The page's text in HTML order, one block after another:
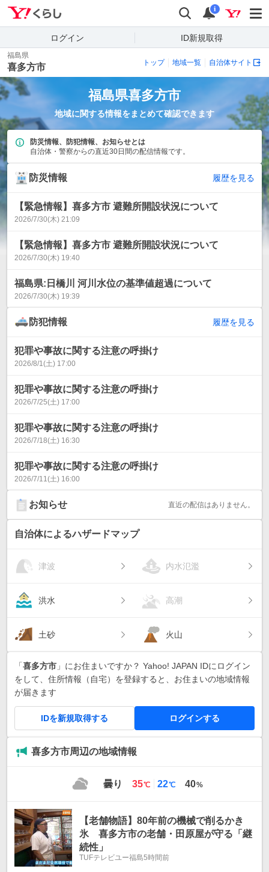
検索 通知
i
ログイン ID新規取得
福島県
喜多方市 トップ 地域一覧 自治体サイト
福島県喜多方市
地域に関する情報をまとめて確認できます
防災情報、防犯情報、お知らせとは
自治体・警察からの直近30日間の配信情報です。
防災情報 履歴を見る
【緊急情報】喜多方市 避難所開設状況について
2026/7/30(木) 21:09
【緊急情報】喜多方市 避難所開設状況について
2026/7/30(木) 19:40
福島県:日橋川 河川水位の基準値超過について
2026/7/30(木) 19:39
防犯情報 履歴を見る
犯罪や事故に関する注意の呼掛け
2026/8/1(土) 17:00
犯罪や事故に関する注意の呼掛け
2026/7/25(土) 17:00
犯罪や事故に関する注意の呼掛け
2026/7/18(土) 16:30
犯罪や事故に関する注意の呼掛け
2026/7/11(土) 16:00
お知らせ 直近の配信はありません。
自治体によるハザードマップ
津波 内水氾濫
洪水 高潮
土砂 火山
「喜多方市 」にお住まいですか？ Yahoo! JAPAN IDにログイン
をして、住所情報（自宅）を登録すると、お住まいの地域情報
が届きます
IDを新規取得する ログインする
喜多方市周辺の地域情報
曇り
最
温
35℃
最
温
22℃ 40%
【老舗物語】80年前の機械で削るかき
氷 喜多方市の老舗・田原屋が守る「継
続性」
TUFテレビユー福島5時間前